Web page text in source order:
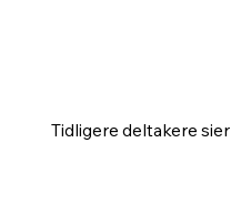
Tidligere deltakere sier